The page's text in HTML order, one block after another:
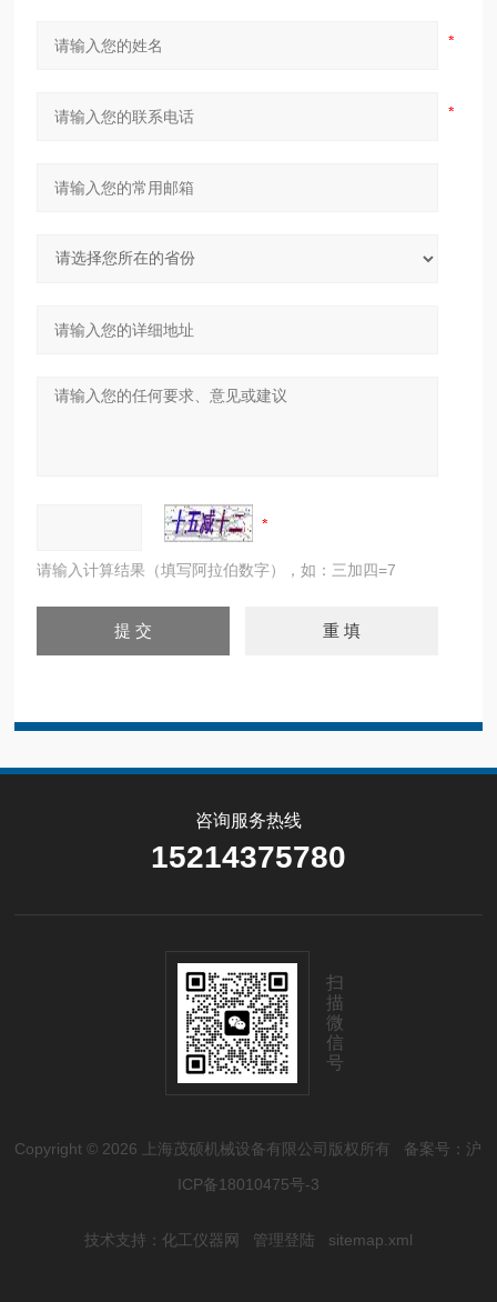
请输入计算结果（填写阿拉伯数字），如：三加四=7
咨询服务热线
15214375780
扫
描
微
信
号
Copyright © 2026 上海茂硕机械设备有限公司版权所有 备案号：沪
ICP备18010475号-3
技术支持： 化工仪器网 管理登陆 sitemap.xml